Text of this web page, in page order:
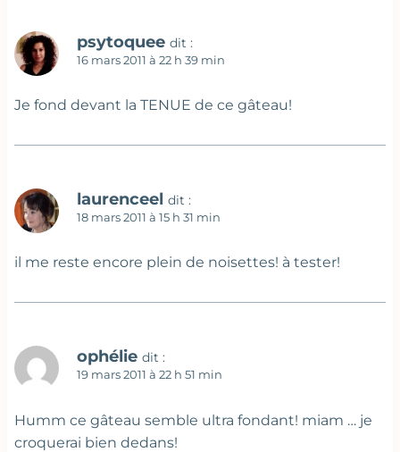
psytoquee dit :
16 mars 2011 à 22 h 39 min
Je fond devant la TENUE de ce gâteau!
laurenceel dit :
18 mars 2011 à 15 h 31 min
il me reste encore plein de noisettes! à tester!
ophélie dit :
19 mars 2011 à 22 h 51 min
Humm ce gâteau semble ultra fondant! miam … je
croquerai bien dedans!